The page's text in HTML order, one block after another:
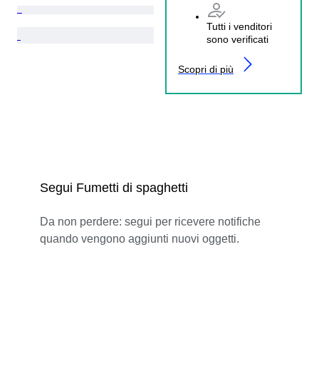
Tutti i venditori
sono verificati
Scopri di più
Segui Fumetti di spaghetti
Da non perdere: segui per ricevere notifiche
quando vengono aggiunti nuovi oggetti.